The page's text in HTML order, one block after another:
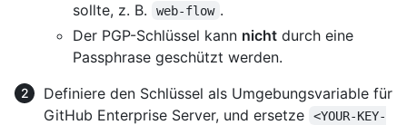
sollte, z. B.
web-flow .
Der PGP-Schlüssel kann nicht durch eine
Passphrase geschützt werden.
Definiere den Schlüssel als Umgebungsvariable für
GitHub Enterprise Server, und ersetze
<YOUR-KEY-